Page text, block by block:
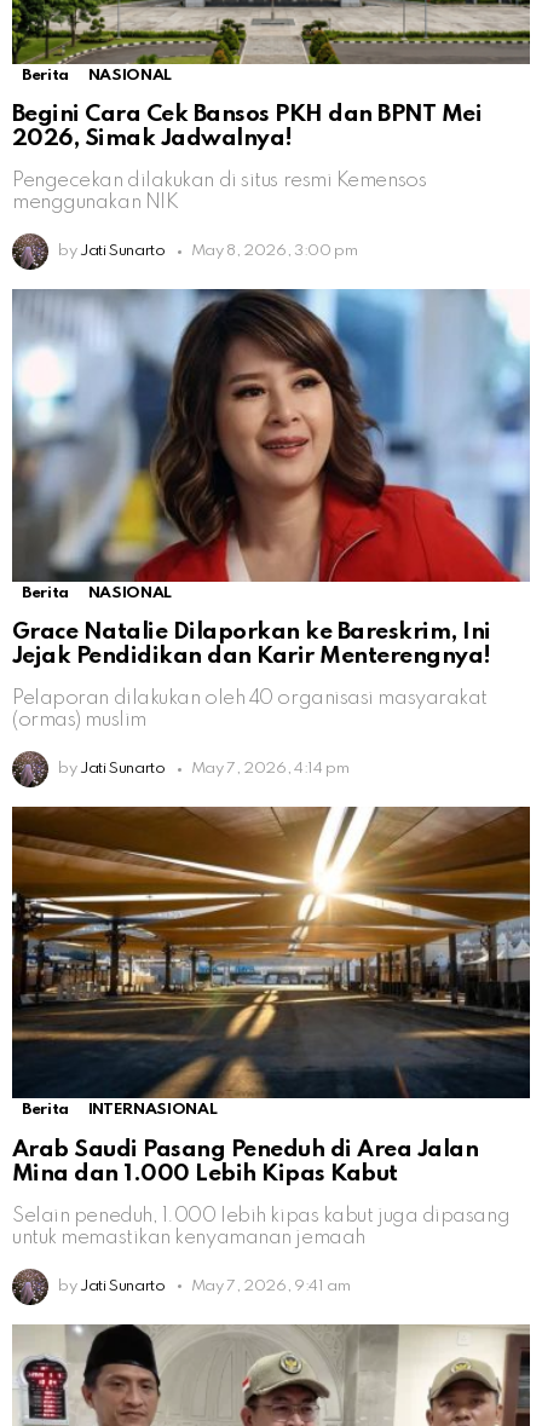
Berita NASIONAL
Begini Cara Cek Bansos PKH dan BPNT Mei
2026, Simak Jadwalnya!
Pengecekan dilakukan di situs resmi Kemensos
menggunakan NIK
by Jati Sunarto May 8, 2026, 3:00 pm
Berita NASIONAL
Grace Natalie Dilaporkan ke Bareskrim, Ini
Jejak Pendidikan dan Karir Menterengnya!
Pelaporan dilakukan oleh 40 organisasi masyarakat
(ormas) muslim
by Jati Sunarto May 7, 2026, 4:14 pm
Berita INTERNASIONAL
Arab Saudi Pasang Peneduh di Area Jalan
Mina dan 1.000 Lebih Kipas Kabut
Selain peneduh, 1.000 lebih kipas kabut juga dipasang
untuk memastikan kenyamanan jemaah
by Jati Sunarto May 7, 2026, 9:41 am